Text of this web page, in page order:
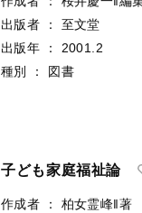
出版者
：
至文堂
出版年
：
2001.2
種別
： 図書
子ども家庭福祉論
作成者 ：
柏女霊峰‖著